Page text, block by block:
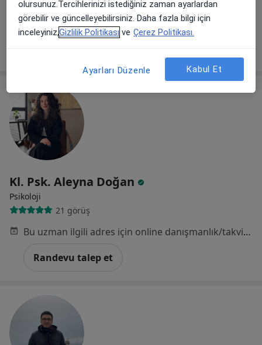
Kl. Psk. Aleyna Doğan
Psikoloji
21 görüş
Bu uzman ilgili adres için online danışmanlık/takvim sunmuyor.
Randevu talep et
olursunuz.Tercihlerinizi istediğiniz zaman ayarlardan
görebilir ve güncelleyebilirsiniz. Daha fazla bilgi için
inceleyiniz,Gizlilik Politikası ve Çerez Politikası.
Ayarları Düzenle Kabul Et